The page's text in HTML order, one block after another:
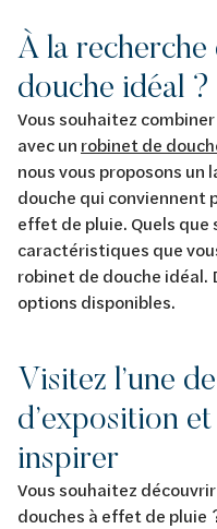
À la
douche idéal ?
Vous souhaitez
avec un robinet de
nous vous proposons un
douche qui conviennent
effet de pluie. Quels
caractéristiques que
robinet de douche idéal.
options disponibles.
Visitez l’une
d’exposition
inspirer
Vous souhaitez
douches à effet de pluie